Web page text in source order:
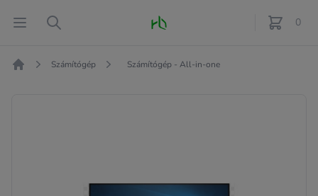
Open menu
Search Fő oldal 0
féle
Számítógép Számítógép - All-in-one